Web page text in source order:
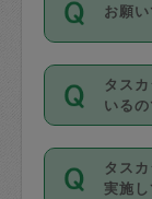
銀行
なお
金の
動計
（例
ンセ
は２
たり
・Ａ
・Ｐ
・夜
開始
お願
掃除
作り
きる
する
確認
タス
いる
主婦
方、
タス
実施